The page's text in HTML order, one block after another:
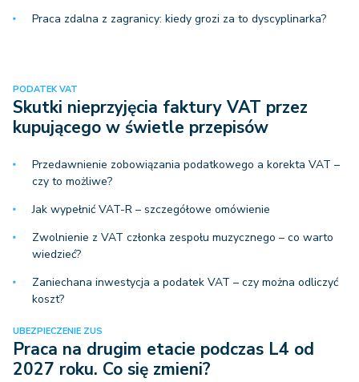
Praca zdalna z zagranicy: kiedy grozi za to dyscyplinarka?
PODATEK VAT
Skutki nieprzyjęcia faktury VAT przez
kupującego w świetle przepisów
Przedawnienie zobowiązania podatkowego a korekta VAT –
czy to możliwe?
Jak wypełnić VAT-R – szczegółowe omówienie
Zwolnienie z VAT członka zespołu muzycznego – co warto
wiedzieć?
Zaniechana inwestycja a podatek VAT – czy można odliczyć
koszt?
UBEZPIECZENIE ZUS
Praca na drugim etacie podczas L4 od
2027 roku. Co się zmieni?